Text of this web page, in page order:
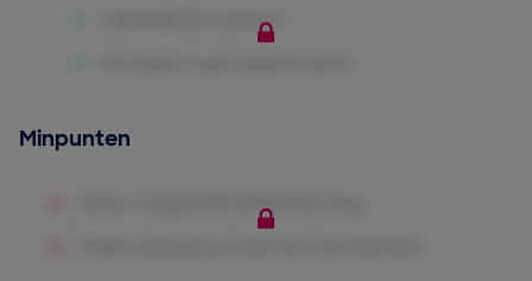
Minpunten